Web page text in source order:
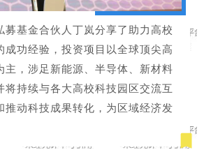
募基金合伙人丁岚分享了助力高校
成功经验，投资项目以全球顶尖高
主，涉足新能源、半导体、新材料
将持续与各大高校科技园区交流互
推动科技成果转化，为区域经济发